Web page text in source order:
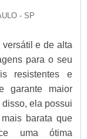
- SP
e de alta
para o seu
resistentes e
garante maior
ela possui
barata que
uma ótima